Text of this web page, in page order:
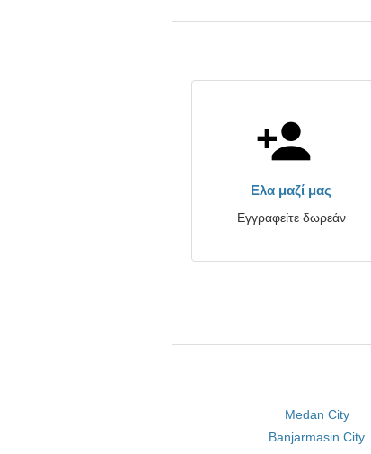
Ελα μαζί μας
Εγγραφείτε δωρεάν
Medan City
Banjarmasin City